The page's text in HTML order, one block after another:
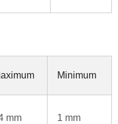
Minimum
mm
1 mm